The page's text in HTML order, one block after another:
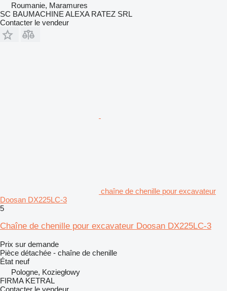
Roumanie, Maramures
SC BAUMACHINE ALEXA RATEZ SRL
Contacter le vendeur
chaîne de chenille pour excavateur
Doosan DX225LC-3
5
Chaîne de chenille pour excavateur Doosan DX225LC-3
Prix sur demande
Pièce détachée - chaîne de chenille
État neuf
Pologne, Koziegłowy
FIRMA KETRAL
Contacter le vendeur